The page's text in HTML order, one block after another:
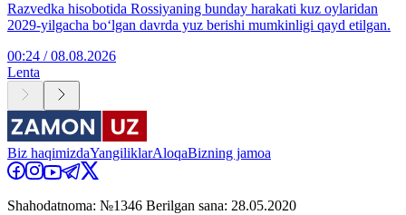
Razvedka hisobotida Rossiyaning bunday harakati kuz oylaridan
2029-yilgacha bo‘lgan davrda yuz berishi mumkinligi qayd etilgan.
00:24 / 08.08.2026
Lenta
Biz haqimizdaYangiliklarAloqaBizning jamoa
Shahodatnoma: №1346 Berilgan sana: 28.05.2020